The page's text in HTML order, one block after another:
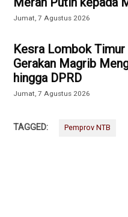
Jumat, 7 Agustus 2026
Kesra Lombok
Gerakan Magrib
hingga DPRD
Jumat, 7 Agustus 2026
TAGGED: Pemprov NTB